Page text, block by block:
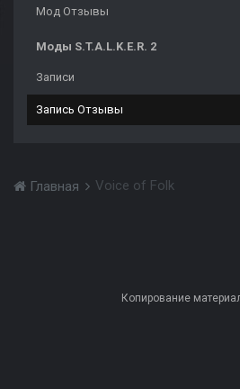
Мод Отзывы
Моды S.T.A.L.K.E.R. 2
Записи
Запись Отзывы
Главная Voice of Folk
Копирование